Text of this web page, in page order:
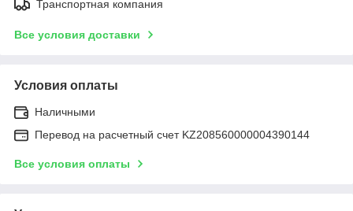
Транспортная компания
Все условия доставки
Условия оплаты
Наличными
Перевод на расчетный счет KZ208560000004390144
Все условия оплаты